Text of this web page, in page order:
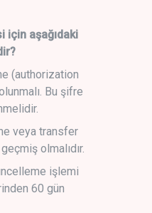
için aşağıdaki
(authorization
Bu şifre
veya transfer
olmalıdır.
işlemi
60 gün